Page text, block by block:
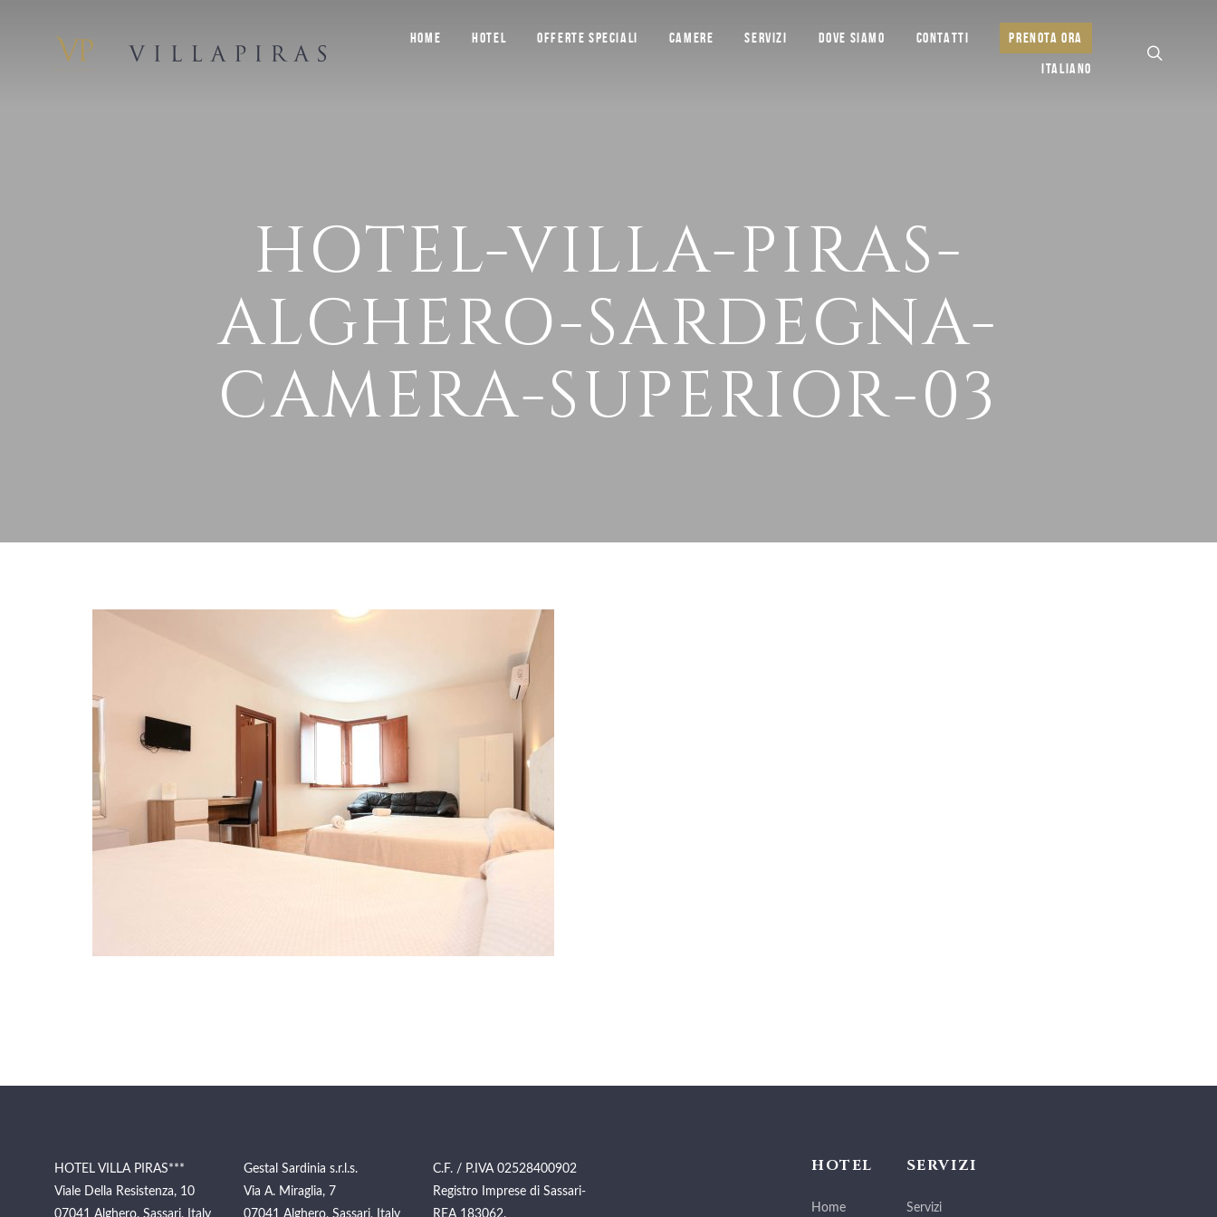
HOME HOTEL OFFERTE SPECIALI CAMERE SERVIZI DOVE SIAMO CONTATTI PRENOTA ORA
ITALIANO
HOTEL-VILLA-PIRAS-
ALGHERO-SARDEGNA-
CAMERA-SUPERIOR-03
HOTEL VILLA PIRAS***
Viale Della Resistenza, 10
07041 Alghero, Sassari, Italy
Gestal Sardinia s.r.l.s.
Via A. Miraglia, 7
07041 Alghero, Sassari, Italy
C.F. / P.IVA 02528400902
Registro Imprese di Sassari-
REA 183062.
HOTEL
Home
SERVIZI
Servizi